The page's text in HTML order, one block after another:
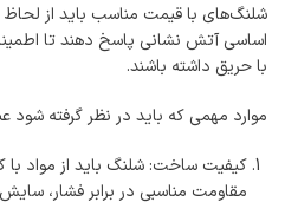
شلنگ‌های با قیمت مناسب باید از لحاظ
اساسی آتش نشانی پاسخ دهند تا
با حریق داشته باشند.
موارد مهمی که باید در نظر گرفته شود
کیفیت ساخت: شلنگ باید از مواد
مقاومت مناسبی در برابر فشار،